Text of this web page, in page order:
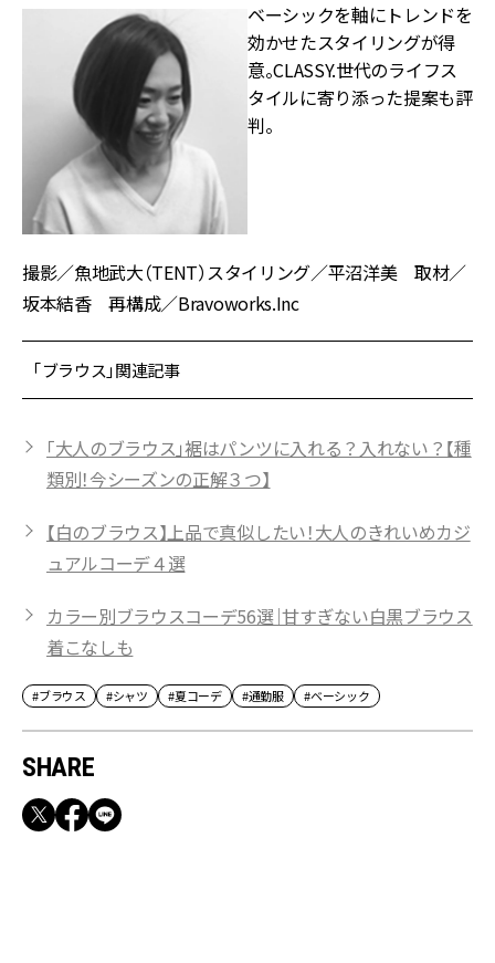
ベーシックを軸にトレンドを
効かせたスタイリングが得
意。CLASSY.世代のライフス
タイルに寄り添った提案も評
判。
撮影／魚地武大（TENT）スタイリング／平沼洋美 取材／
坂本結香 再構成／Bravoworks.Inc
「ブラウス」関連記事
「大人のブラウス」裾はパンツに入れる？入れない？【種
類別！今シーズンの正解３つ】
【白のブラウス】上品で真似したい！大人のきれいめカジ
ュアルコーデ４選
カラー別ブラウスコーデ56選｜甘すぎない白黒ブラウス
着こなしも
#ブラウス #シャツ #夏コーデ #通勤服 #ベーシック
SHARE